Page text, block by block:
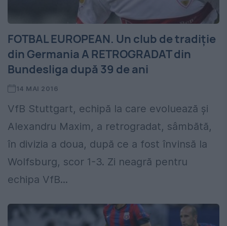
FOTBAL EUROPEAN. Un club de tradiţie
din Germania A RETROGRADAT din
Bundesliga după 39 de ani
14 MAI 2016
VfB Stuttgart, echipă la care evoluează şi
Alexandru Maxim, a retrogradat, sâmbătă,
în divizia a doua, după ce a fost învinsă la
Wolfsburg, scor 1-3. Zi neagră pentru
echipa VfB...